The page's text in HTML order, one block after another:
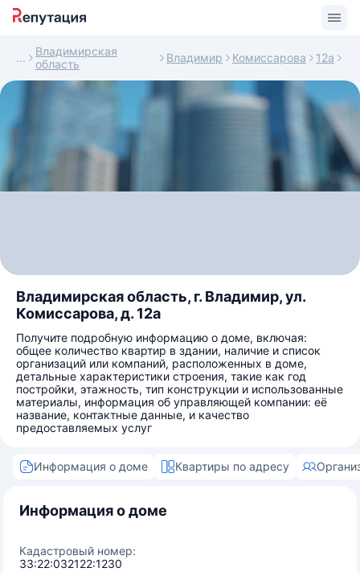
Владимирская
область
Владимир Комиссарова 12а
Владимирская область, г. Владимир, ул.
Комиссарова, д. 12а
Получите подробную информацию о доме, включая:
общее количество квартир в здании, наличие и список
организаций или компаний, расположенных в доме,
детальные характеристики строения, такие как год
постройки, этажность, тип конструкции и использованные
материалы, информация об управляющей компании: её
название, контактные данные, и качество
предоставляемых услуг
Информация о доме Квартиры по адресу
Информация о доме
Кадастровый номер:
33:22:032122:1230